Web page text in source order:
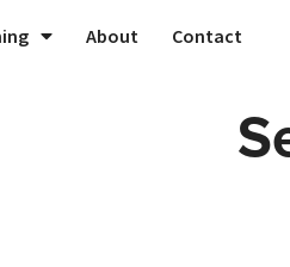
About Contact